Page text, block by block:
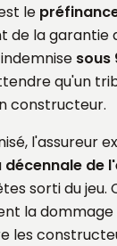
le
de la garantie
sous
qu'un
constructeur.
l'assureur
décennale de
sorti du jeu.
la dommage
les